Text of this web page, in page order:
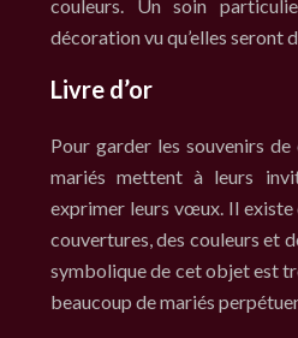
couleurs. Un soin
décoration vu qu’elles seront
Livre d’or
Pour garder les souvenirs
mariés mettent à leurs
exprimer leurs vœux. Il existe
couvertures, des couleurs et
symbolique de cet objet est
beaucoup de mariés